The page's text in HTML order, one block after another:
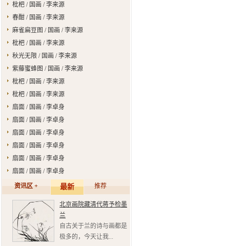
枇杷 / 国画 / 李来源
春酣 / 国画 / 李来源
麻雀扁豆图 / 国画 / 李来源
枇杷 / 国画 / 李来源
秋光无限 / 国画 / 李来源
紫藤蜜蜂图 / 国画 / 李来源
枇杷 / 国画 / 李来源
枇杷 / 国画 / 李来源
扇面 / 国画 / 李卓身
扇面 / 国画 / 李卓身
扇面 / 国画 / 李卓身
扇面 / 国画 / 李卓身
扇面 / 国画 / 李卓身
扇面 / 国画 / 李卓身
资讯区 + 最新 推荐
北京画院藏清代蒋予检墨
兰
自古关于兰的诗与画都是
极多的，今天让我...